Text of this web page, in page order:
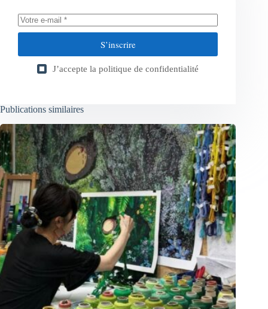
S’inscrire
J’accepte la politique de confidentialité
Publications similaires